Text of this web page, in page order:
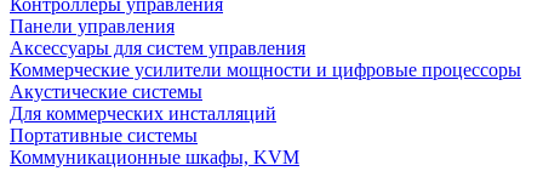
Контроллеры управления
Панели управления
Аксессуары для систем управления
Коммерческие усилители мощности и цифровые процессоры
Акустические системы
Для коммерческих инсталляций
Портативные системы
Коммуникационные шкафы, KVM